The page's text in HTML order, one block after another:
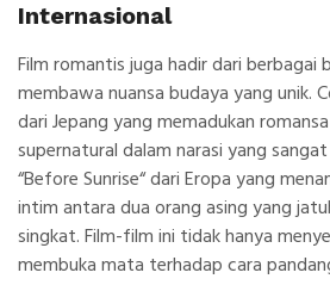
Internasional
Film romantis juga hadir dari berbagai
membawa nuansa budaya yang unik.
dari Jepang yang memadukan
supernatural dalam narasi yang
“Before Sunrise“dari Eropa yang
intim antara dua orang asing yang
singkat. Film-film ini tidak hanya
membuka mata terhadap cara